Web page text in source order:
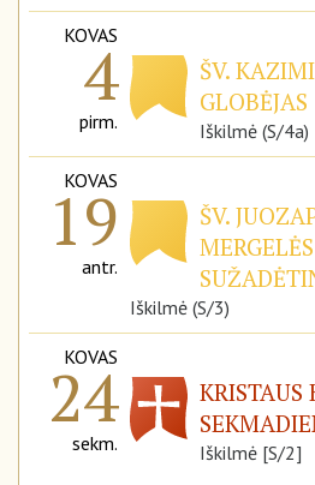
KOVAS
4
pirm.
ŠV.
GLOBĖJAS
Iškilmė (S/4a)
KOVAS
19
antr.
ŠV.
Iškilmė (S/3)
KOVAS
24
sekm.
KRISTAUS
Iškilmė [S/2]